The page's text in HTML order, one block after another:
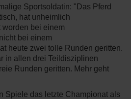
Sportsoldatin: "Das Pferd
hat unheimlich
worden bei einem
bei einem
heute zwei tolle Runden geritten.
in allen drei Teildisziplinen
Runden geritten. Mehr geht
Spiele das letzte Championat als